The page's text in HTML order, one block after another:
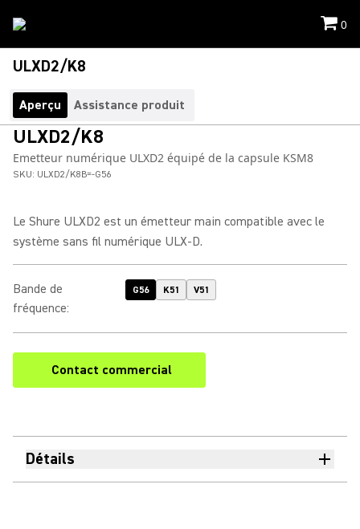
0
ULXD2/K8
Aperçu Assistance produit
ULXD2/K8
Emetteur numérique ULXD2 équipé de la capsule KSM8
SKU: ULXD2/K8B=-G56
Le Shure ULXD2 est un émetteur main compatible avec le
système sans fil numérique ULX-D.
Bande de
fréquence:
G56 K51 V51
Contact commercial
Détails